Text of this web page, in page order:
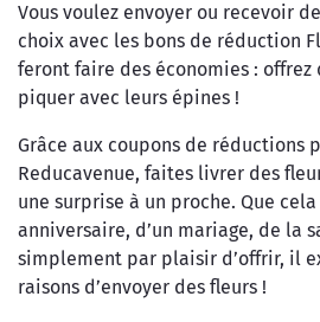
Vous voulez envoyer ou recevoir
choix avec les bons de réduction
feront faire des économies : offrez
piquer avec leurs épines !
Grâce aux coupons de réductions
Reducavenue, faites livrer des
une surprise à un proche. Que cela
anniversaire, d’un mariage, de la
simplement par plaisir d’offrir, il
raisons d’envoyer des fleurs !